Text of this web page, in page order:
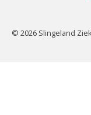
© 2026 Slingeland